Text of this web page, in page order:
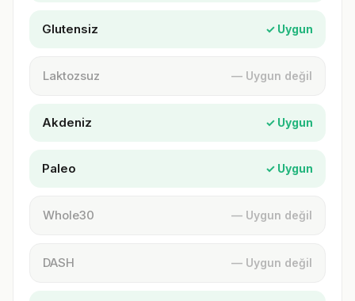
Glutensiz ✓ Uygun
Laktozsuz — Uygun değil
Akdeniz ✓ Uygun
Paleo ✓ Uygun
Whole30 — Uygun değil
DASH — Uygun değil